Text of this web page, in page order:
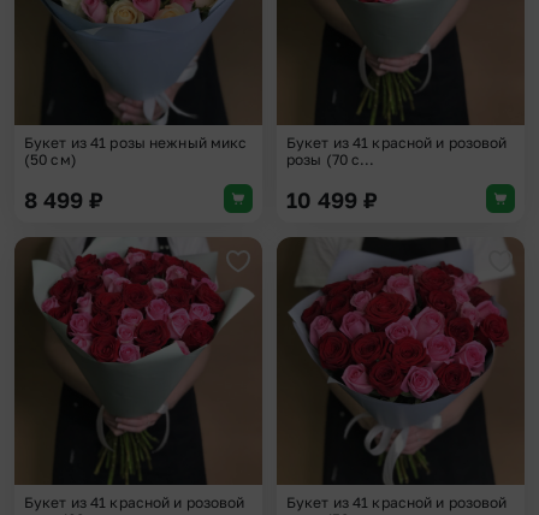
Букет из 41 розы нежный микс
(50 см)
8 499 ₽
Букет из 41 красной и розовой
розы (70 с...
10 499 ₽
Добавить в избранное
Букет из 41 красной и розовой
Букет из 41 красной и розовой